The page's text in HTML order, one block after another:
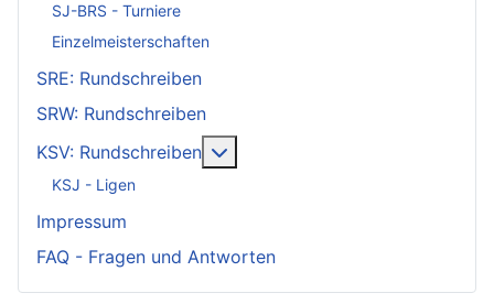
SJ-BRS - Turniere
Einzelmeisterschaften
SRE: Rundschreiben
SRW: Rundschreiben
KSV: Rundschreiben
KSJ - Ligen
Impressum
FAQ - Fragen und Antworten